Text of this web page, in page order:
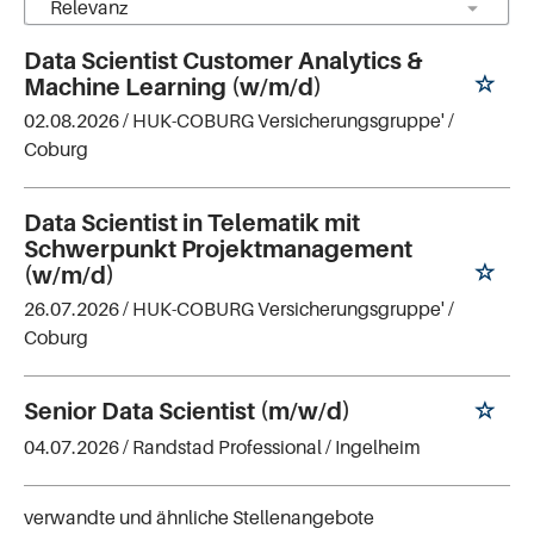
Data Scientist Customer Analytics &
Machine Learning (w/m/d)
02.08.2026 / HUK-COBURG Versicherungsgruppe' /
Coburg
Data Scientist in Telematik mit
Schwerpunkt Projektmanagement
(w/m/d)
26.07.2026 / HUK-COBURG Versicherungsgruppe' /
Coburg
Senior Data Scientist (m/w/d)
04.07.2026 / Randstad Professional / Ingelheim
verwandte und ähnliche Stellenangebote